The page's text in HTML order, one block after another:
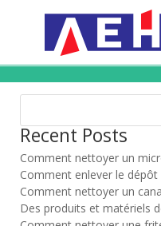
Recent Posts
Comment nettoyer un
Comment enlever le
Comment nettoyer un
Des produits et matériels